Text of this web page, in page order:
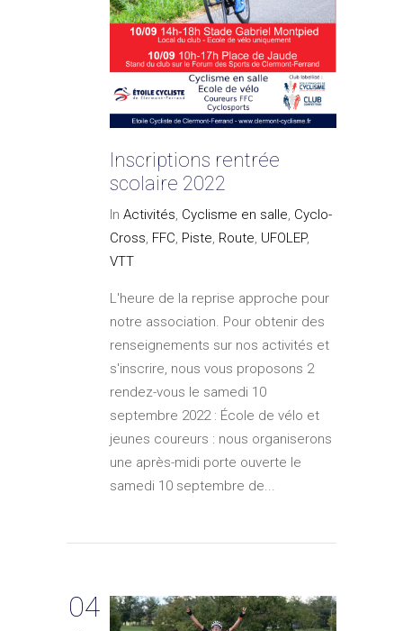
Inscriptions rentrée
scolaire 2022
In Activités, Cyclisme en salle, Cyclo-
Cross, FFC, Piste, Route, UFOLEP,
VTT
L'heure de la reprise approche pour
notre association. Pour obtenir des
renseignements sur nos activités et
s'inscrire, nous vous proposons 2
rendez-vous le samedi 10
septembre 2022 : École de vélo et
jeunes coureurs : nous organiserons
une après-midi porte ouverte le
samedi 10 septembre de...
04